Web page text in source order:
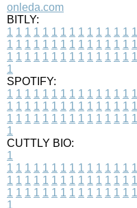
onleda.com
BITLY:
1 1 1 1 1 1 1 1 1 1 1 1 1 1 1
1 1 1 1 1 1 1 1 1 1 1 1 1 1 1
1 1 1 1 1 1 1 1 1 1 1 1 1 1 1
1
SPOTIFY:
1 1 1 1 1 1 1 1 1 1 1 1 1 1 1
1 1 1 1 1 1 1 1 1 1 1 1 1 1 1
1 1 1 1 1 1 1 1 1 1 1 1 1 1 1
1
CUTTLY BIO:
1
1 1 1 1 1 1 1 1 1 1 1 1 1 1 1
1 1 1 1 1 1 1 1 1 1 1 1 1 1 1
1 1 1 1 1 1 1 1 1 1 1 1 1 1 1
1